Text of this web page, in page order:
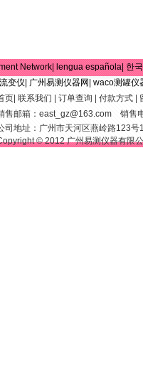
Network| lengua española| 한
流变仪| 广州易测仪器网| waco测罐仪
页 联系我们 订单查询 付款方式
邮箱： east_gz@163.com 销售
司地址：广州市天河区燕岭路123
© 2012 广州易测仪器有限